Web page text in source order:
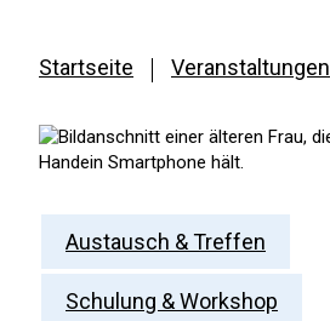
Startseite Veranstaltungen
Austausch & Treffen
Schulung & Workshop